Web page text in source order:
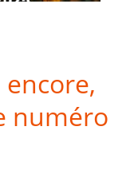
numéro